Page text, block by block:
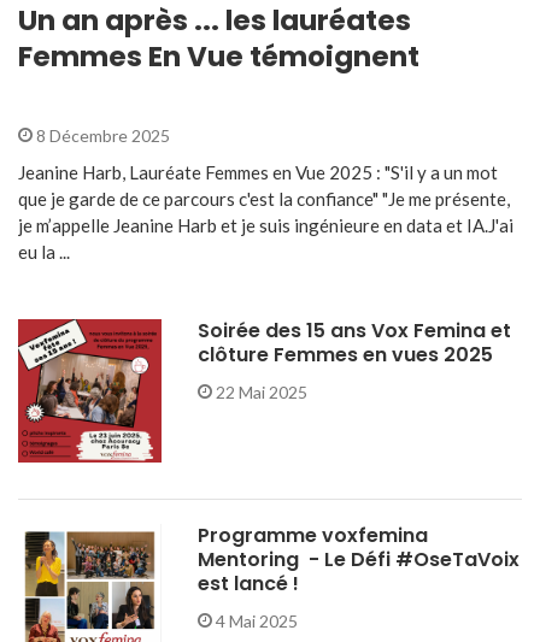
Un an après ... les lauréates
Femmes En Vue témoignent
8 Décembre 2025
Jeanine Harb, Lauréate Femmes en Vue 2025 : "S'il y a un mot
que je garde de ce parcours c'est la confiance" "Je me présente,
je m’appelle Jeanine Harb et je suis ingénieure en data et IA.J'ai
eu la ...
Soirée des 15 ans Vox Femina et
clôture Femmes en vues 2025
22 Mai 2025
Programme voxfemina
Mentoring - Le Défi #OseTaVoix
est lancé !
4 Mai 2025